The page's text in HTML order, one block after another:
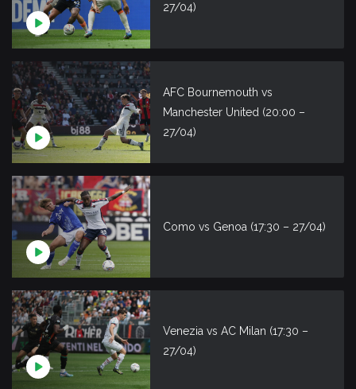
27/04)
AFC Bournemouth vs
Manchester United (20:00 –
27/04)
Como vs Genoa (17:30 – 27/04)
Venezia vs AC Milan (17:30 –
27/04)